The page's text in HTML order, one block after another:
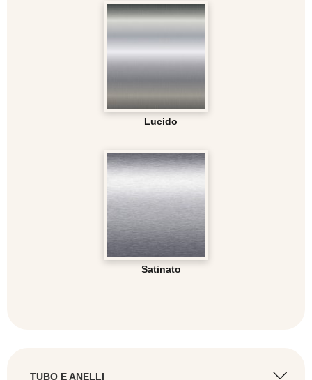
Lucido
Satinato
TUBO E ANELLI